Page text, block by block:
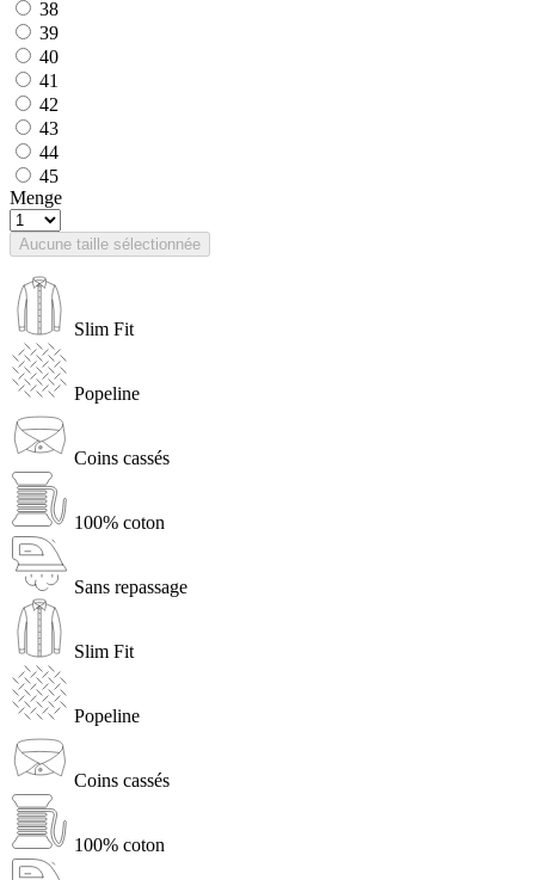
38
39
40
41
42
43
44
45
Menge
Aucune taille sélectionnée
Slim Fit
Popeline
Coins cassés
100% coton
Sans repassage
Slim Fit
Popeline
Coins cassés
100% coton